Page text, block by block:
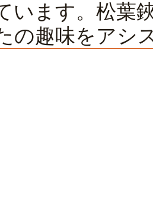
います。松葉
の趣味をアシ